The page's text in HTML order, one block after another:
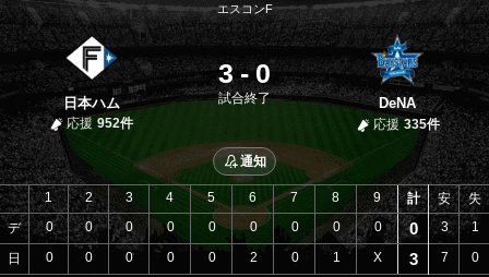
エスコンF
日本ハム
応援 952件
3 - 0
試合終了 DeNA
応援 335件
通知
デ
日
1 2 3 4 5 6 7 8
9
0
0 0 0 0 0 0 0
0
0
0 0 0 0 2 0 1 X
計 安 失
0 3 1
3 7 0